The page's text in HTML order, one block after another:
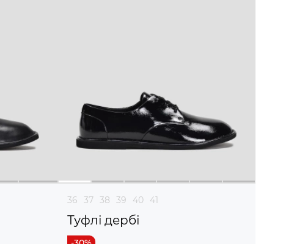
36 37 38 39 40 41
Туфлі дербі